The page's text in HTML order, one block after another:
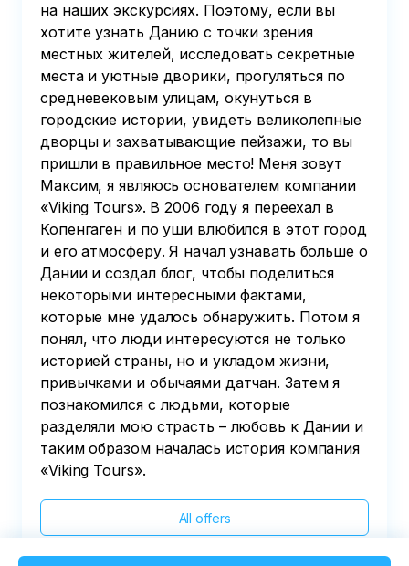
на наших экскурсиях. Поэтому, если вы
хотите узнать Данию с точки зрения
местных жителей, исследовать секретные
места и уютные дворики, прогуляться по
средневековым улицам, окунуться в
городские истории, увидеть великолепные
дворцы и захватывающие пейзажи, то вы
пришли в правильное место! Меня зовут
Максим, я являюсь основателем компании
«Viking Tours». В 2006 году я переехал в
Копенгаген и по уши влюбился в этот город
и его атмосферу. Я начал узнавать больше о
Дании и создал блог, чтобы поделиться
некоторыми интересными фактами,
которые мне удалось обнаружить. Потом я
понял, что люди интересуются не только
историей страны, но и укладом жизни,
привычками и обычаями датчан. Затем я
познакомился с людьми, которые
разделяли мою страсть – любовь к Дании и
таким образом началась история компания
«Viking Tours».
All offers